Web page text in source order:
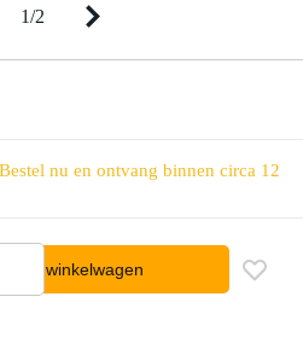
1/2
Bestel nu en ontvang binnen circa 12
In winkelwagen